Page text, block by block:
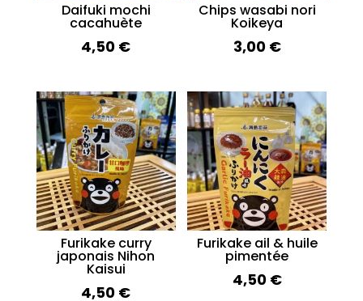
Daifuki mochi
cacahuète
4,50 €
Chips wasabi nori
Koikeya
3,00 €
Furikake curry
japonais Nihon
Kaisui
4,50 €
Furikake ail & huile
pimentée
4,50 €